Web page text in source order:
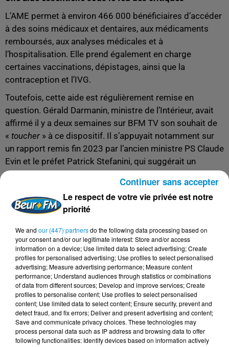
L’AME permet à environ 466 000 bénéficiaires d’accéder
à des soins médicaux et dentaires, aux médicaments
remboursés, aux analyses médicales et à
l’hospitalisation. Elle prend également en charge
certaines vaccinations, dépistages, ainsi que la
contraception et l’IVG.
Toutefois, cette aide est régulièrement remise en
question. Gérald Darmanin, ministre de l’Intérieur, avait
affirmé il y a deux semaines sur BFM TV son souhait de
« toucher » à ce dispositif. Il s’appuyait notamment sur
un rapport remis fin 2023 par l’ancien ministre PS Claude
Evin et le préfet Patrick Stefanini, qui suggérait un
ajustement du panier de soins pris en charge.
Si ce rapport pointait un possible effet attractif pour
l’immigration clandestine, il soulignait aussi que
restreindre l’AME risquerait d’aggraver la santé des
migrants et de favoriser la propagation de maladies.
Une bataille idéologique autour de l’AME
Le débat autour de l’AME est emblématique des clivages
politiques. La droite et l’extrême droite militent pour une
réduction drastique, voire une suppression de cette aide,
alors que la gauche, le centre et une majorité de
professionnels de santé insistent sur son rôle essentiel
dans la prévention des risques sanitaires.
Le respect de votre vie privée est notre
priorité
We and our (447) partnersdo the following data processing based on
your consent and/or our legitimate interest: Store and/or access
information on a device; Use limited data to select advertising; Create
profiles for personalised advertising; Use profiles to select personalised
advertising; Measure advertising performance; Measure content
performance; Understand audiences through statistics or combinations
of data from different sources; Develop and improve services; Create
profiles to personalise content; Use profiles to select personalised
content; Use limited data to select content; Ensure security, prevent and
detect fraud, and fix errors; Deliver and present advertising and content;
Save and communicate privacy choices. These technologies may
process personal data such as IP address and browsing data to offer
following functionalities: Identify devices based on information actively
Continuer sans accepter